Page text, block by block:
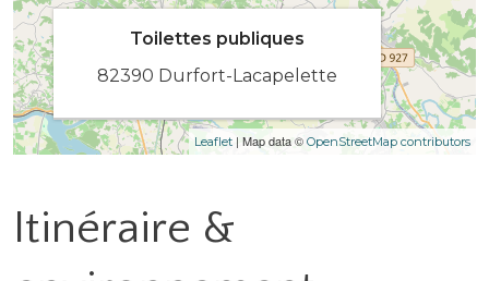
Leaflet | Map data © OpenStreetMap contributors
Toilettes publiques
82390 Durfort-Lacapelette
Itinéraire &